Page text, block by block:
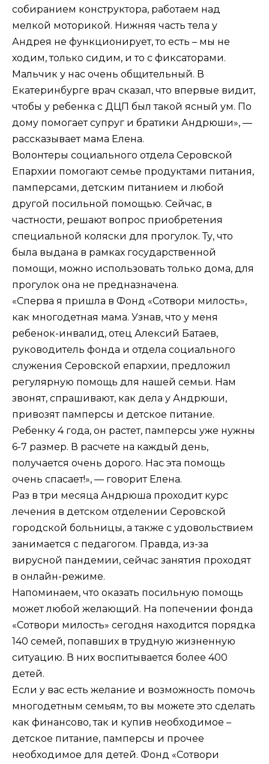
собиранием конструктора, работаем над
мелкой моторикой. Нижняя часть тела у
Андрея не функционирует, то есть – мы не
ходим, только сидим, и то с фиксаторами.
Мальчик у нас очень общительный. В
Екатеринбурге врач сказал, что впервые видит,
чтобы у ребенка с ДЦП был такой ясный ум. По
дому помогает супруг и братики Андрюши», —
рассказывает мама Елена.
Волонтеры социального отдела Серовской
Епархии помогают семье продуктами питания,
памперсами, детским питанием и любой
другой посильной помощью. Сейчас, в
частности, решают вопрос приобретения
специальной коляски для прогулок. Ту, что
была выдана в рамках государственной
помощи, можно использовать только дома, для
прогулок она не предназначена.
«Сперва я пришла в Фонд «Сотвори милость»,
как многодетная мама. Узнав, что у меня
ребенок-инвалид, отец Алексий Батаев,
руководитель фонда и отдела социального
служения Серовской епархии, предложил
регулярную помощь для нашей семьи. Нам
звонят, спрашивают, как дела у Андрюши,
привозят памперсы и детское питание.
Ребенку 4 года, он растет, памперсы уже нужны
6-7 размер. В расчете на каждый день,
получается очень дорого. Нас эта помощь
очень спасает!», — говорит Елена.
Раз в три месяца Андрюша проходит курс
лечения в детском отделении Серовской
городской больницы, а также с удовольствием
занимается с педагогом. Правда, из-за
вирусной пандемии, сейчас занятия проходят
в онлайн-режиме.
Напоминаем, что оказать посильную помощь
может любой желающий. На попечении фонда
«Сотвори милость» сегодня находится порядка
140 семей, попавших в трудную жизненную
ситуацию. В них воспитывается более 400
детей.
Если у вас есть желание и возможность помочь
многодетным семьям, то вы можете это сделать
как финансово, так и купив необходимое –
детское питание, памперсы и прочее
необходимое для детей. Фонд «Сотвори